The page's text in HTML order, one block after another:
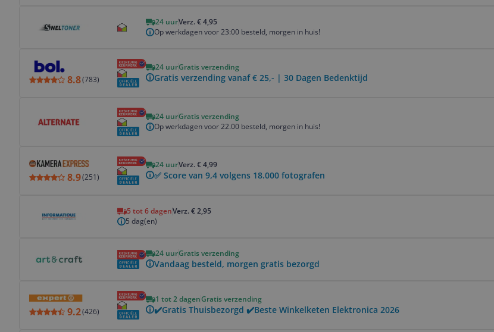
24 uurVerz. € 4,95
Op werkdagen voor 23:00 besteld, morgen in huis!
8.8(783)
24 uurGratis verzending
Gratis verzending vanaf € 25,- | 30 Dagen Bedenktijd
24 uurGratis verzending
Op werkdagen voor 22.00 besteld, morgen in huis!
8.9(251)
24 uurVerz. € 4,99
✅ Score van 9,4 volgens 18.000 fotografen
5 tot 6 dagenVerz. € 2,95
5 dag(en)
24 uurGratis verzending
Vandaag besteld, morgen gratis bezorgd
9.2(426)
1 tot 2 dagenGratis verzending
✔️Gratis Thuisbezorgd ✔️Beste Winkelketen Elektronica 2026